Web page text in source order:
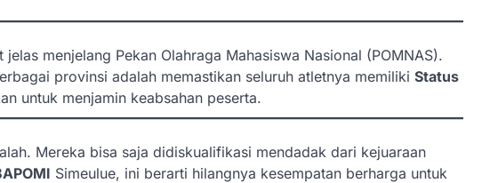
jelas menjelang Pekan Olahraga Mahasiswa Nasional (POMNAS).
provinsi adalah memastikan seluruh atletnya memiliki Status
untuk menjamin keabsahan peserta.
Mereka bisa saja didiskualifikasi mendadak dari kejuaraan
Simeulue, ini berarti hilangnya kesempatan berharga untuk